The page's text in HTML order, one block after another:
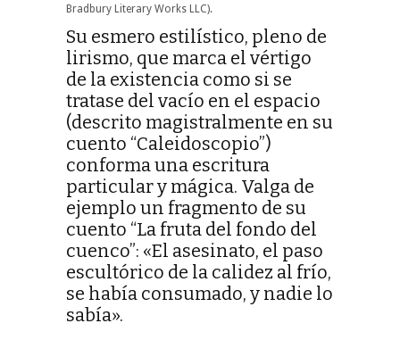
Bradbury Literary Works LLC).
Su esmero estilístico, pleno de
lirismo, que marca el vértigo
de la existencia como si se
tratase del vacío en el espacio
(descrito magistralmente en su
cuento “Caleidoscopio”)
conforma una escritura
particular y mágica. Valga de
ejemplo un fragmento de su
cuento “La fruta del fondo del
cuenco”: «El asesinato, el paso
escultórico de la calidez al frío,
se había consumado, y nadie lo
sabía».